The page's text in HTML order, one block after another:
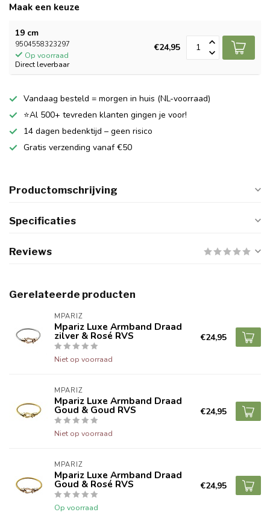
Maak een keuze
19 cm
9504558323297
Op voorraad
Direct leverbaar
€24,95
Vandaag besteld = morgen in huis (NL-voorraad)
⭐Al 500+ tevreden klanten gingen je voor!
14 dagen bedenktijd – geen risico
Gratis verzending vanaf €50
Productomschrijving
Specificaties
Reviews
Gerelateerde producten
MPARIZ
Mpariz Luxe Armband Draad
zilver & Rosé RVS
Niet op voorraad
€24,95
MPARIZ
Mpariz Luxe Armband Draad
Goud & Goud RVS
Niet op voorraad
€24,95
MPARIZ
Mpariz Luxe Armband Draad
Goud & Rosé RVS
Op voorraad
€24,95